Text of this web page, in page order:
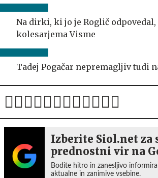
Na dirki, ki jo je Roglič odpovedal,
kolesarjema Visme
Tadej Pogačar nepremagljiv tudi
Izberite Siol.net za
prednostni vir na
Bodite hitro in zanesljivo
aktualne in zanimive vsebine.